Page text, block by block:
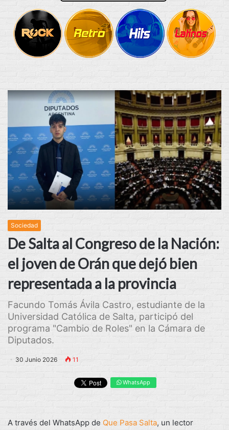
Sociedad
De Salta al Congreso de la Nación:
el joven de Orán que dejó bien
representada a la provincia
Facundo Tomás Ávila Castro, estudiante de la
Universidad Católica de Salta, participó del
programa "Cambio de Roles" en la Cámara de
Diputados.
30 Junio 2026 11
WhatsApp
A través del WhatsApp de Que Pasa Salta, un lector